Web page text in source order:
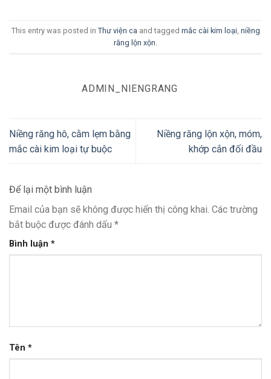
This entry was posted in Thư viện ca and tagged mắc cài kim loại niềng
răng lộn xộn
ADMIN_NIENGRANG
Niềng răng hô, cằm lẹm bằng
mắc cài kim loại tự buộc
Niềng răng lộn xộn, móm,
khớp cắn đối đầu
Để lại một bình luận
Email của bạn sẽ không được hiển thị công khai. Các trường
bắt buộc được đánh dấu *
Bình luận *
Tên *